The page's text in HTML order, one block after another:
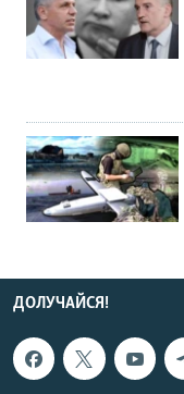
ДОЛУЧАЙСЯ!